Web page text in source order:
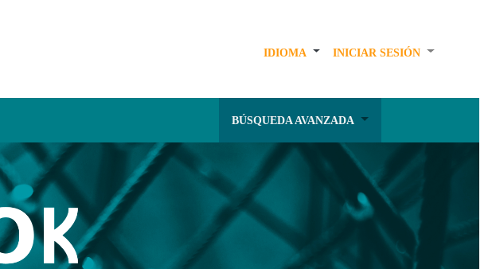
IDIOMA INICIAR SESIÓN
BÚSQUEDA AVANZADA